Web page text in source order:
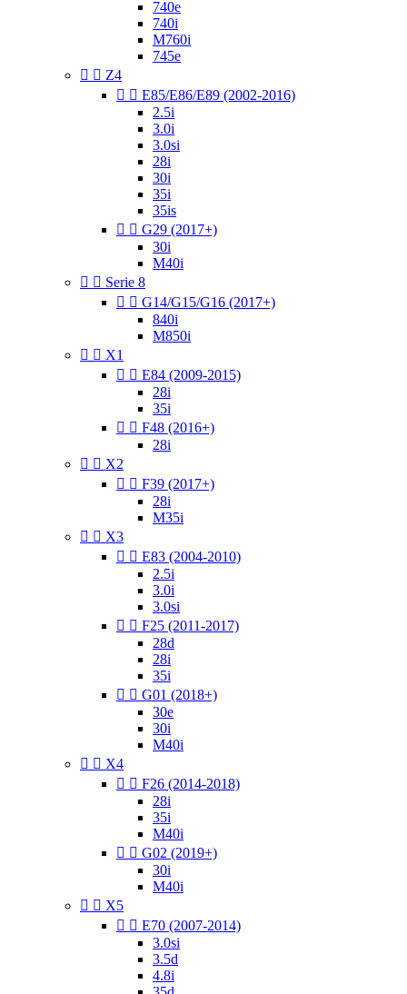
740e
740i
M760i
745e
  Z4
  E85/E86/E89 (2002-2016)
2.5i
3.0i
3.0si
28i
30i
35i
35is
  G29 (2017+)
30i
M40i
  Serie 8
  G14/G15/G16 (2017+)
840i
M850i
  X1
  E84 (2009-2015)
28i
35i
  F48 (2016+)
28i
  X2
  F39 (2017+)
28i
M35i
  X3
  E83 (2004-2010)
2.5i
3.0i
3.0si
  F25 (2011-2017)
28d
28i
35i
  G01 (2018+)
30e
30i
M40i
  X4
  F26 (2014-2018)
28i
35i
M40i
  G02 (2019+)
30i
M40i
  X5
  E70 (2007-2014)
3.0si
3.5d
4.8i